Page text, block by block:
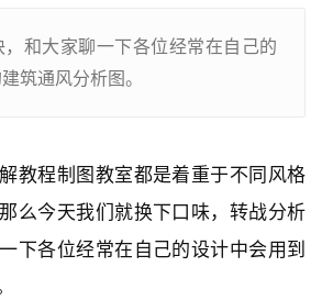
和大家聊一下各位经常在自己的
筑通风分析图。
教程制图教室都是着重于不同风格
么今天我们就换下口味，转战分析
下各位经常在自己的设计中会用到